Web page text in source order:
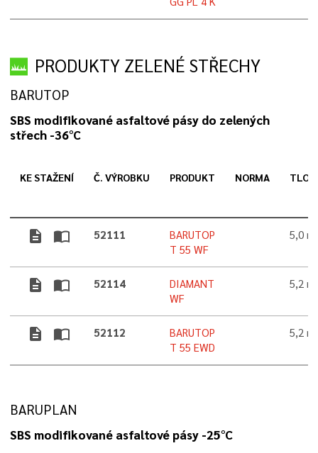
PRODUKTY ZELENÉ STŘECHY
BARUTOP
SBS modifikované asfaltové pásy do zelených
střech -36°C
KE STAŽENÍ Č. VÝROBKU PRODUKT NORMA
description import_contacts 52111
BARUTOP
T 55 WF
5,0
description import_contacts 52114
DIAMANT
WF
5,2
description import_contacts 52112
BARUTOP
T 55 EWD
5,2
BARUPLAN
SBS modifikované asfaltové pásy -25°C